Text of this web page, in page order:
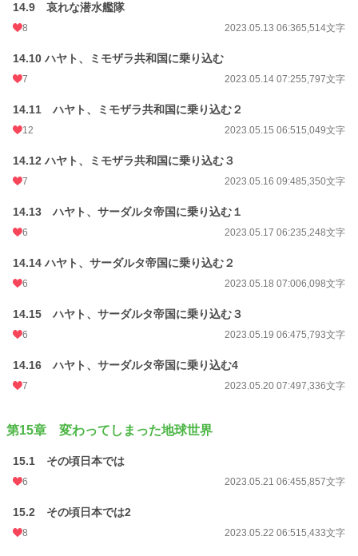
14.9 哀れな潜水艦隊
8 2023.05.13 06:365,514文字
14.10 ハヤト、ミモザラ共和国に乗り込む
7 2023.05.14 07:255,797文字
14.11 ハヤト、ミモザラ共和国に乗り込む２
12 2023.05.15 06:515,049文字
14.12 ハヤト、ミモザラ共和国に乗り込む３
7 2023.05.16 09:485,350文字
14.13 ハヤト、サーダルタ帝国に乗り込む１
6 2023.05.17 06:235,248文字
14.14 ハヤト、サーダルタ帝国に乗り込む２
6 2023.05.18 07:006,098文字
14.15 ハヤト、サーダルタ帝国に乗り込む３
6 2023.05.19 06:475,793文字
14.16 ハヤト、サーダルタ帝国に乗り込む4
7 2023.05.20 07:497,336文字
第15章 変わってしまった地球世界
15.1 その頃日本では
6 2023.05.21 06:455,857文字
15.2 その頃日本では2
8 2023.05.22 06:515,433文字